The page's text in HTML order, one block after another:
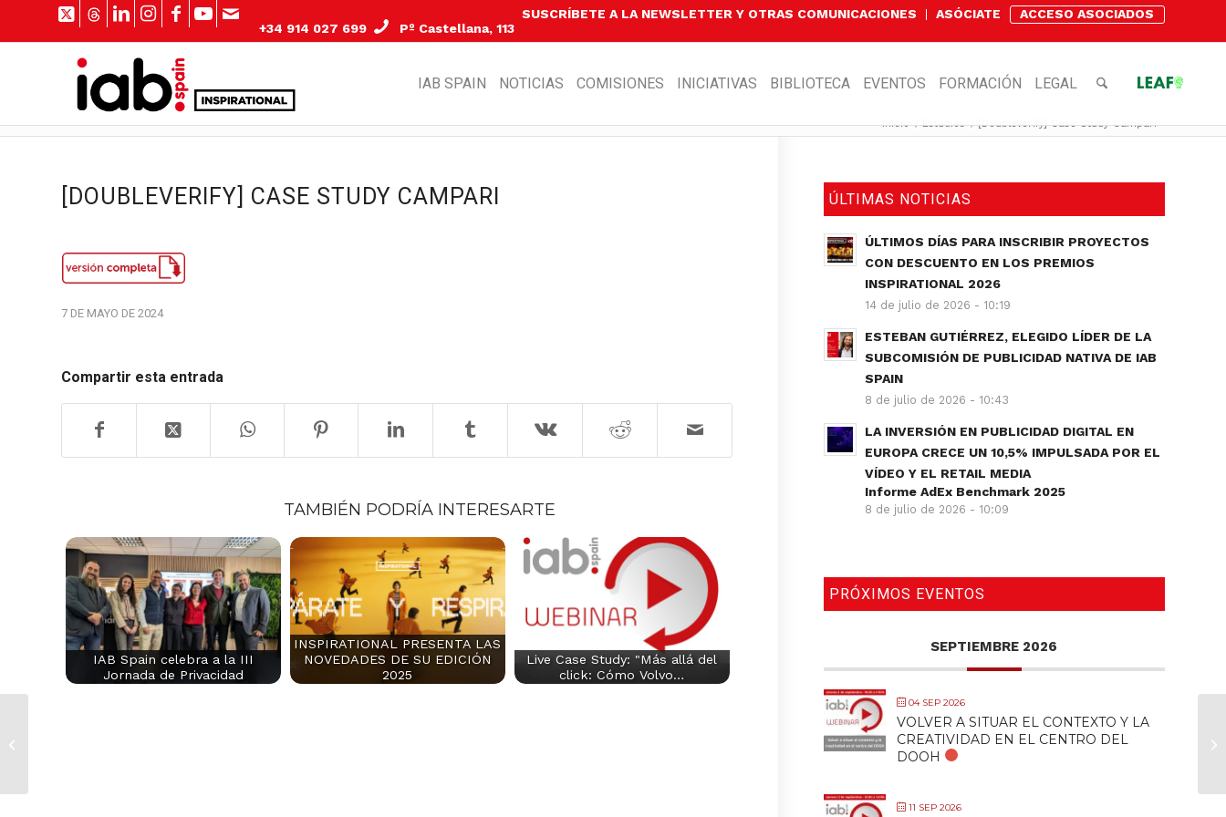
SUSCRÍBETE A LA NEWSLETTER Y OTRAS COMUNICACIONES ASÓCIATE
ACCESO ASOCIADOS
+34 914 027 699
Pº Castellana, 113
IAB SPAIN NOTICIAS COMISIONES INICIATIVAS BIBLIOTECA EVENTOS FORMACIÓN LEGAL
Inicio / Estudios / [DoubleVerify] Case Study Campari
[DOUBLEVERIFY] CASE STUDY CAMPARI
7 DE MAYO DE 2024
Compartir esta entrada
TAMBIÉN PODRÍA INTERESARTE
IAB Spain celebra a la III
Jornada de Privacidad
INSPIRATIONAL PRESENTA LAS
NOVEDADES DE SU EDICIÓN
2025
Live Case Study: "Más allá del
click: Cómo Volvo…
ÚLTIMAS NOTICIAS
ÚLTIMOS DÍAS PARA INSCRIBIR PROYECTOS
CON DESCUENTO EN LOS PREMIOS
INSPIRATIONAL 2026
14 de julio de 2026 - 10:19
ESTEBAN GUTIÉRREZ, ELEGIDO LÍDER DE LA
SUBCOMISIÓN DE PUBLICIDAD NATIVA DE IAB
SPAIN
8 de julio de 2026 - 10:43
LA INVERSIÓN EN PUBLICIDAD DIGITAL EN
EUROPA CRECE UN 10,5% IMPULSADA POR EL
VÍDEO Y EL RETAIL MEDIA
Informe AdEx Benchmark 2025
8 de julio de 2026 - 10:09
PRÓXIMOS EVENTOS
SEPTIEMBRE 2026
04 SEP 2026
VOLVER A SITUAR EL CONTEXTO Y LA
CREATIVIDAD EN EL CENTRO DEL
DOOH
11 SEP 2026